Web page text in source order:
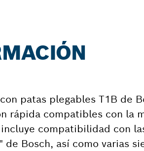
patas plegables T1B de
rápida compatibles con la
compatibilidad con
Bosch, así como varias